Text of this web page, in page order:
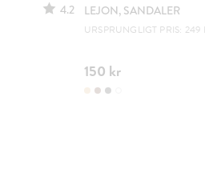
4.2 LEJON, SANDALER
URSPRUNGLIGT PRIS: 249
150 kr